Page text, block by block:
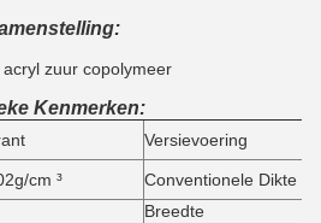
acryl zuur copolymeer
Kenmerken:
Versievoering
cm ³ Conventionele Dikte
Breedte